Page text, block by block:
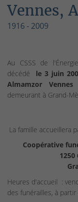
Vennes,
1916 - 2009
Au CSSS de
décédé le 3 juin
Almamzor Vennes
demeurant à Grand-
La famille accueillera
Coopérative
1250 6 e
Grand-
Heures d'accueil :
des funérailles, à partir